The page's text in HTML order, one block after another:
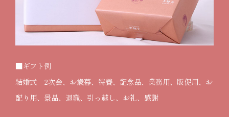
■ギフト例
結婚式 2次会、お歳暮、特養、記念品、業務用、販促用、お
配り用、景品、退職、引っ越し、お礼、感謝